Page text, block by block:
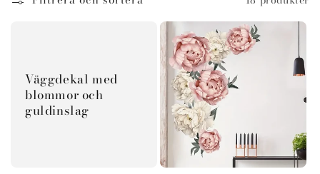
Väggdekal med
blommor och
guldinslag